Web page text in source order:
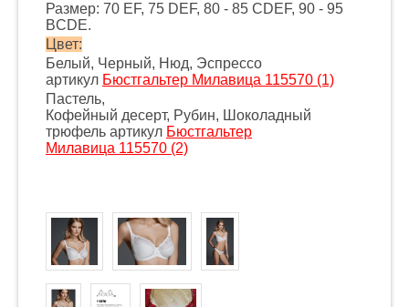
Размер: 70 EF, 75 DEF, 80 - 85 CDEF, 90 - 95
BCDE.
Цвет:
Белый, Черный, Нюд, Эспрессо
артикул Бюстгальтер Милавица 115570 (1)
Пастель,
Кофейный десерт, Рубин, Шоколадный
трюфель артикул Бюстгальтер
Милавица 115570 (2)